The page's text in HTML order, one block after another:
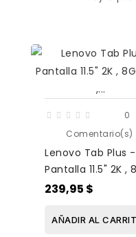
0
Comentario(s)
Lenovo Tab Plus -
Pantalla 11.5" 2K ,
RAM , 128GB , Wi-
239,95 $
AÑADIR AL